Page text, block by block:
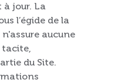
à jour. La
l’égide de la
aucune
tacite,
du Site.